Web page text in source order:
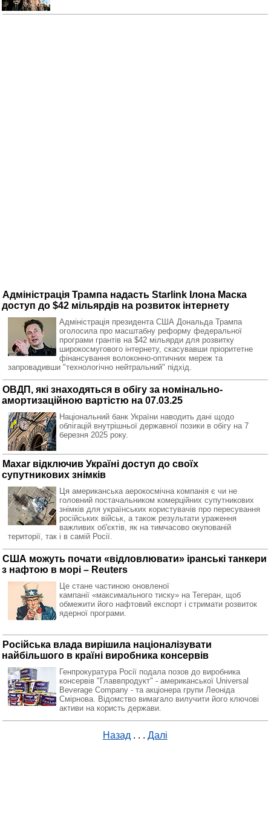
Адміністрація Трампа надасть Starlink Ілона Маска
доступ до $42 мільярдів на розвиток інтернету
Адміністрація президента США Дональда Трампа
оголосила про масштабну реформу федеральної
програми грантів на $42 мільярди для розвитку
широкосмугового інтернету, скасувавши пріоритетне
фінансування волоконно-оптичних мереж та
запровадивши "технологічно нейтральний" підхід.
ОВДП, які знаходяться в обігу за номінально-
амортизаційною вартістю на 07.03.25
Національний банк України наводить дані щодо
облігацій внутрішньої державної позики в обігу на 7
березня 2025 року.
Maxar відключив Україні доступ до своїх
супутникових знімків
Ця американська аерокосмічна компанія є чи не
головний постачальником комерційних супутникових
знімків для українських користувачів про пересування
російських військ, а також результати ураження
важливих об'єктів, як на тимчасово окупованій
території, так і в самій Росії.
США можуть почати «відловлювати» іранські танкери
з нафтою в морі – Reuters
Це стане частиною оновленої
кампанії «максимального тиску» на Тегеран, щоб
обмежити його нафтовий експорт і стримати розвиток
ядерної програми.
Російська влада вирішила націоналізувати
найбільшого в країні виробника консервів
Генпрокуратура Росії подала позов до виробника
консервів "Главвпродукт" - американської Universal
Beverage Company - та акціонера групи Леоніда
Смірнова. Відомство вимагало вилучити його ключові
активи на користь держави.
Назад . . . Далі